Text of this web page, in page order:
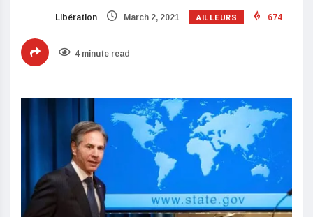
Libération March 2, 2021 AILLEURS 674
4 minute read